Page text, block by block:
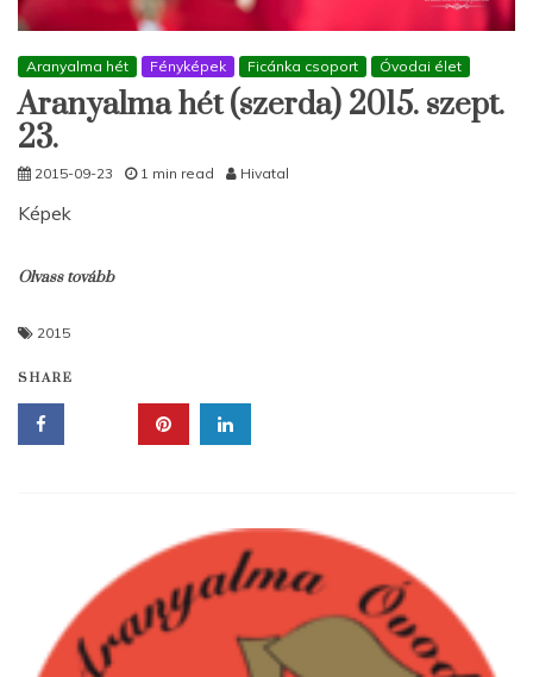
Aranyalma hét Fényképek Ficánka csoport Óvodai élet
Aranyalma hét (szerda) 2015. szept.
23.
2015-09-23 1 min read Hivatal
Képek
Olvass tovább
2015
SHARE